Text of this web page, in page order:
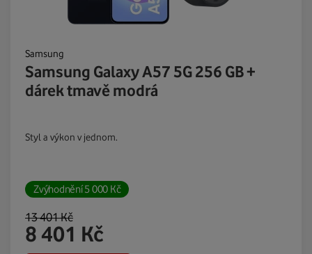
Samsung
Samsung Galaxy A57 5G 256 GB +
dárek tmavě modrá
Styl a výkon v jednom.
Zvýhodnění5 000 Kč
13 401Kč
8 401 Kč